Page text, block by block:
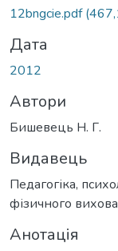
12bngcie.pdf
Дата
2012
Автори
Бишевець Н. Г.
Видавець
Педагогіка,
фізичного
Анотація